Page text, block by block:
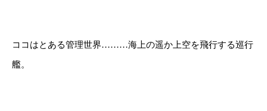
ココはとある管理世界………海上の遥か上空を飛行する巡行
艦。